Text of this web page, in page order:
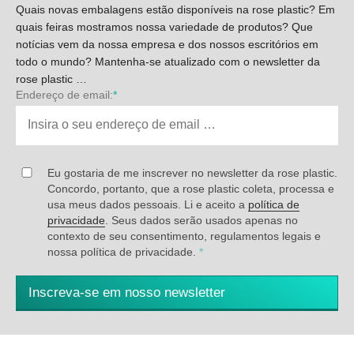
Quais novas embalagens estão disponíveis na rose plastic? Em
quais feiras mostramos nossa variedade de produtos? Que
notícias vem da nossa empresa e dos nossos escritórios em
todo o mundo? Mantenha-se atualizado com o newsletter da
rose plastic …
Endereço de email:*
Eu gostaria de me inscrever no newsletter da rose plastic.
Concordo, portanto, que a rose plastic coleta, processa e
usa meus dados pessoais. Li e aceito a política de
privacidade. Seus dados serão usados apenas no
contexto de seu consentimento, regulamentos legais e
nossa política de privacidade. *
Inscreva-se em nosso newsletter